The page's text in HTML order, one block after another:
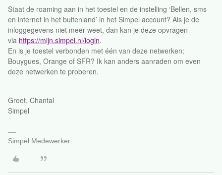
Staat de roaming aan in het toestel en de instelling ‘Bellen, sms
en internet in het buitenland’ in het Simpel account? Als je de
inloggegevens niet meer weet, dan kan je deze opvragen
via https://mijn.simpel.nl/login.
En is je toestel verbonden met één van deze netwerken:
Bouygues, Orange of SFR? Ik kan anders aanraden om even
deze netwerken te proberen.
Groet, Chantal
Simpel
Simpel Medewerker